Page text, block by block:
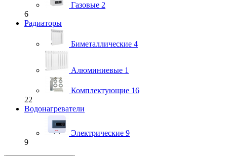
Газовые 2
6
Радиаторы
Биметаллические 4
Алюминиевые 1
Комплектующие 16
22
Водонагреватели
Электрические 9
9